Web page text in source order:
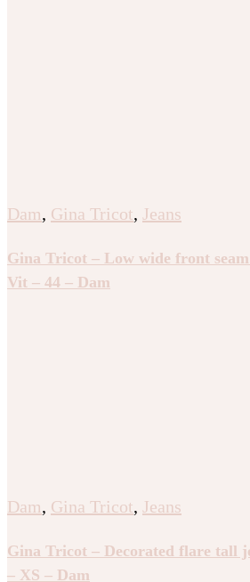
Dam, Gina Tricot, Jeans
Gina Tricot – Low wide front
Vit – 44 – Dam
Dam, Gina Tricot, Jeans
Gina Tricot – Decorated flare tall
– XS – Dam